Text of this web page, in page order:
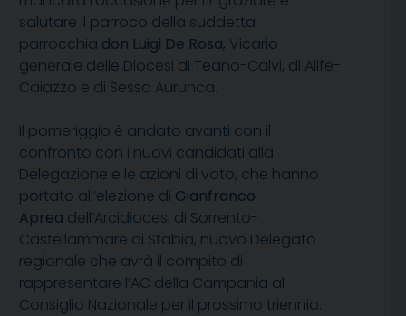
salutare il parroco della suddetta
parrocchia don Luigi De Rosa, Vicario
generale delle Diocesi di Teano-Calvi, di Alife-
Caiazzo e di Sessa Aurunca.
Il pomeriggio è andato avanti con il
confronto con i nuovi candidati alla
Delegazione e le azioni di voto, che hanno
portato all’elezione di Gianfranco
Aprea dell’Arcidiocesi di Sorrento-
Castellammare di Stabia, nuovo Delegato
regionale che avrà il compito di
rappresentare l’AC della Campania al
Consiglio Nazionale per il prossimo triennio.